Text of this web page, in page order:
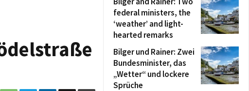
federal ministers, the
‘weather’ and light-
hearted remarks
Bilger und Rainer: Zwei
Bundesminister, das
„Wetter“ und lockere
Sprüche